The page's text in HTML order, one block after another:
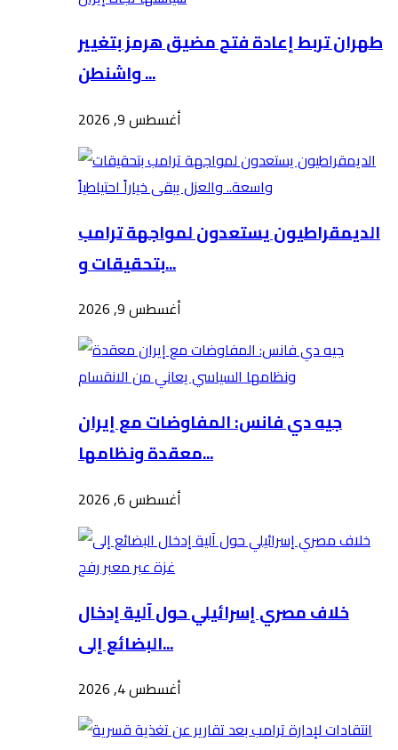
طهران تربط إعادة فتح مضيق هرمز بتغيير
واشنطن ...
أغسطس 9, 2026
الديمقراطيون يستعدون لمواجهة ترامب
بتحقيقات و...
أغسطس 9, 2026
جيه دي فانس: المفاوضات مع إيران
معقدة ونظامها...
أغسطس 6, 2026
خلاف مصري إسرائيلي حول آلية إدخال
البضائع إلى...
أغسطس 4, 2026